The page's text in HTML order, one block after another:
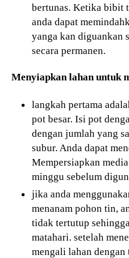
bertunas. Ketika bibit
anda dapat
yanga kan diguankan
secara permanen.
Menyiapkan lahan untuk
langkah pertama
pot besar. Isi pot
dengan jumlah yang
subur. Anda dapat
Mempersiapkan
minggu sebelum
jika anda
menanam pohon tin,
tidak tertutup
matahari. setelah
mengali lahan